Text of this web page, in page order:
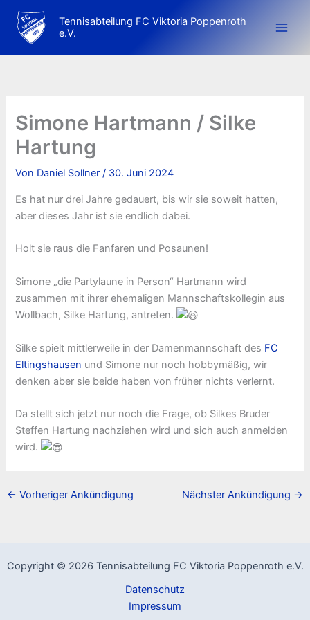
Inhalt
springen
Tennisabteilung FC Viktoria Poppenroth
e.V.
Simone Hartmann / Silke
Hartung
Von Daniel Sollner/ 30. Juni 2024
Es hat nur drei Jahre gedauert, bis wir sie soweit hatten,
aber dieses Jahr ist sie endlich dabei.
Holt sie raus die Fanfaren und Posaunen!
Simone „die Partylaune in Person“ Hartmann wird
zusammen mit ihrer ehemaligen Mannschaftskollegin aus
Wollbach, Silke Hartung, antreten.
Silke spielt mittlerweile in der Damenmannschaft des FC
Eltingshausen und Simone nur noch hobbymäßig, wir
denken aber sie beide haben von früher nichts verlernt.
Da stellt sich jetzt nur noch die Frage, ob Silkes Bruder
Steffen Hartung nachziehen wird und sich auch anmelden
wird.
← Vorheriger Ankündigung Nächster Ankündigung →
Copyright © 2026 Tennisabteilung FC Viktoria Poppenroth e.V.
Datenschutz
Impressum